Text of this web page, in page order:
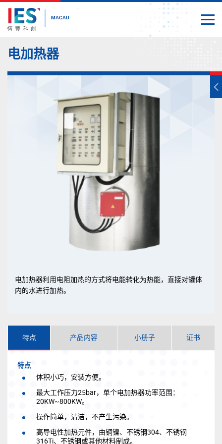
MACAU
main电加热器
电加热器利用电阻加热的方式将电能转化为热能，直接对罐体
内的水进行加热。
特点 产品内容 小册子 证书
特点
体积小巧，安装方便。
最大工作压力25bar，单个电加热器功率范围：
20KW~800KW。
操作简单，清洁，不产生污染。
高导电性加热元件，由铜镍、不锈钢304、不锈钢
316Ti、不锈钢或其他材料制成。